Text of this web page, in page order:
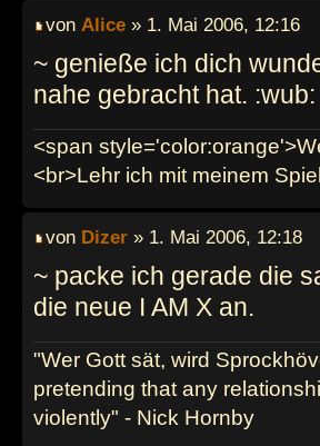
von Alice » 1. Mai 2006, 12:16
~ genieße ich dich
nahe gebracht hat. :wub:
<span
<br>Lehr ich mit meinem
von Dizer » 1. Mai 2006, 12:18
~ packe ich gerade die
die neue I AM X an.
"Wer Gott sät, wird
pretending that any
violently" - Nick Hornby